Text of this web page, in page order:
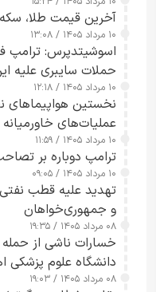
آخرین قیمت طلا، سکه و ارز
۱۰ مرداد ۱۴۰۵ / ۱۳:۰۸
اسوشیتدپرس: ترامپ
حملات سایبری علیه
ارائه نکرد
۱۰ مرداد ۱۴۰۵ / ۱۲:۱۸
نخستین هواپیماهای
عملیات‌های خاورمیانه
شدند
۱۰ مرداد ۱۴۰۵ / ۱۱:۵۹
ترامپ دوباره بر
۱۰ مرداد ۱۴۰۵ / ۰۹:۰۵
تهدید علیه قطب
و جمهوری‌خواهان
۰۸ مرداد ۱۴۰۵ / ۱۹:۳۵
خسارات ناشی از حمله
دانشگاه علوم پزشکی
۰۸ مرداد ۱۴۰۵ / ۱۹:۰۳